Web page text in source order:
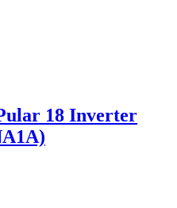
18 Inverter